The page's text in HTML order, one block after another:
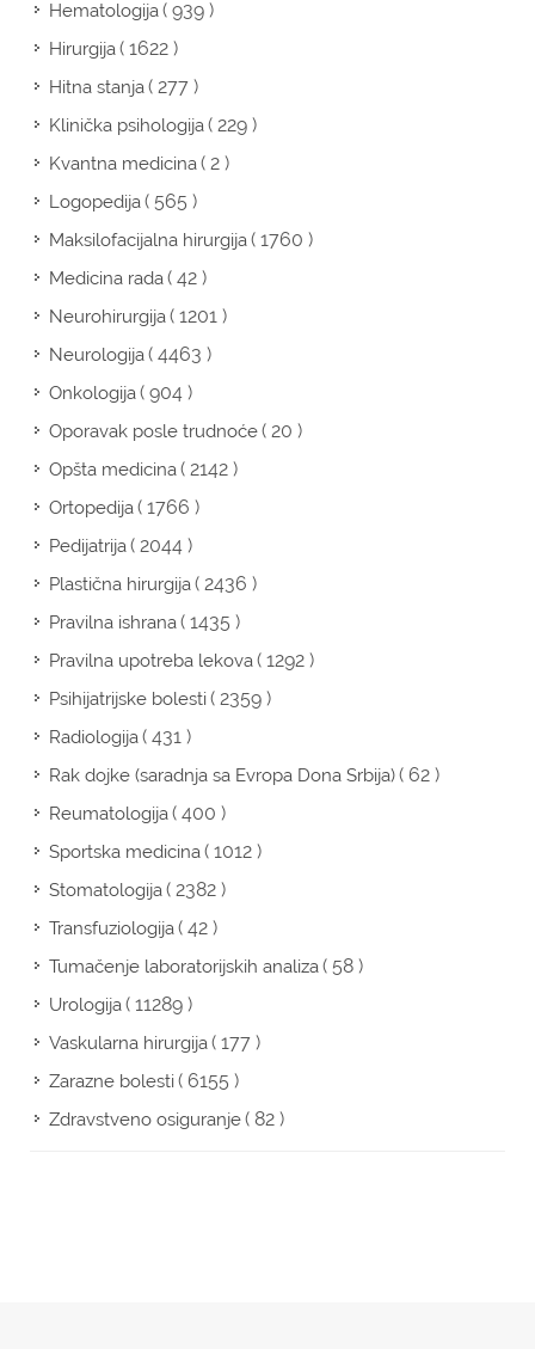
Hematologija( 939 )
Hirurgija( 1622 )
Hitna stanja( 277 )
Klinička psihologija( 229 )
Kvantna medicina( 2 )
Logopedija( 565 )
Maksilofacijalna hirurgija( 1760 )
Medicina rada( 42 )
Neurohirurgija( 1201 )
Neurologija( 4463 )
Onkologija( 904 )
Oporavak posle trudnoće( 20 )
Opšta medicina( 2142 )
Ortopedija( 1766 )
Pedijatrija( 2044 )
Plastična hirurgija( 2436 )
Pravilna ishrana( 1435 )
Pravilna upotreba lekova( 1292 )
Psihijatrijske bolesti( 2359 )
Radiologija( 431 )
Rak dojke (saradnja sa Evropa Dona Srbija)( 62 )
Reumatologija( 400 )
Sportska medicina( 1012 )
Stomatologija( 2382 )
Transfuziologija( 42 )
Tumačenje laboratorijskih analiza( 58 )
Urologija( 11289 )
Vaskularna hirurgija( 177 )
Zarazne bolesti( 6155 )
Zdravstveno osiguranje( 82 )